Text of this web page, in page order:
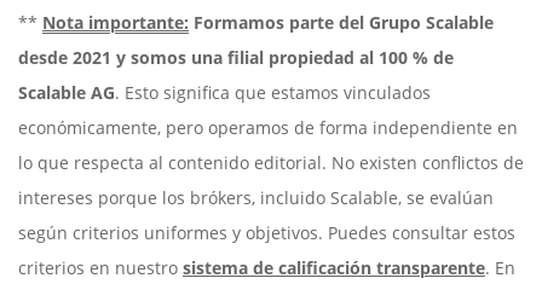
** Nota importante: Formamos parte del Grupo Scalable
desde 2021 y somos una filial propiedad al 100 % de
Scalable AG. Esto significa que estamos vinculados
económicamente, pero operamos de forma independiente en
lo que respecta al contenido editorial. No existen conflictos de
intereses porque los brókers, incluido Scalable, se evalúan
según criterios uniformes y objetivos. Puedes consultar estos
criterios en nuestro sistema de calificación transparente. En